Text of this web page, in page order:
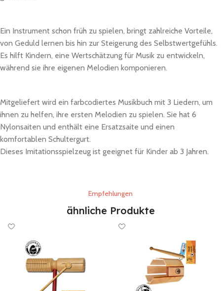
Ein Instrument schon früh zu spielen, bringt zahlreiche Vorteile,
von Geduld lernen bis hin zur Steigerung des Selbstwertgefühls.
Es hilft Kindern, eine Wertschätzung für Musik zu entwickeln,
während sie ihre eigenen Melodien komponieren.
Mitgeliefert wird ein farbcodiertes Musikbuch mit 3 Liedern, um
ihnen zu helfen, ihre ersten Melodien zu spielen. Sie hat 6
Nylonsaiten und enthält eine Ersatzsaite und einen
komfortablen Schultergurt.
Dieses Imitationsspielzeug ist geeignet für Kinder ab 3 Jahren.
Empfehlungen
ähnliche Produkte